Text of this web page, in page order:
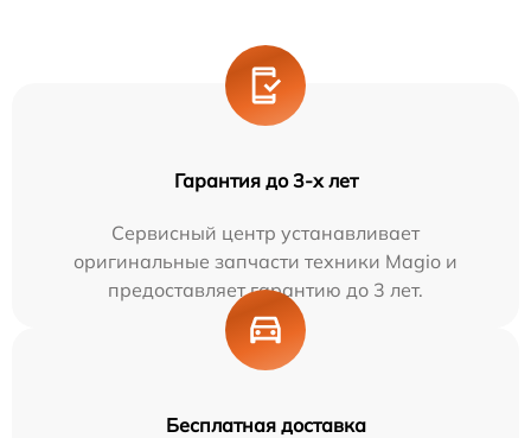
Гарантия до 3-х лет
Сервисный центр устанавливает
оригинальные запчасти техники Magio и
предоставляет гарантию до 3 лет.
Бесплатная доставка